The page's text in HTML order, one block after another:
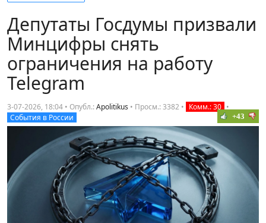
Депутаты Госдумы призвали
Минцифры снять
ограничения на работу
Telegram
3-07-2026, 18:04 • Опубл.:Apolitikus • Просм.: 3382 • Комм.: 30 •
События в России
+43